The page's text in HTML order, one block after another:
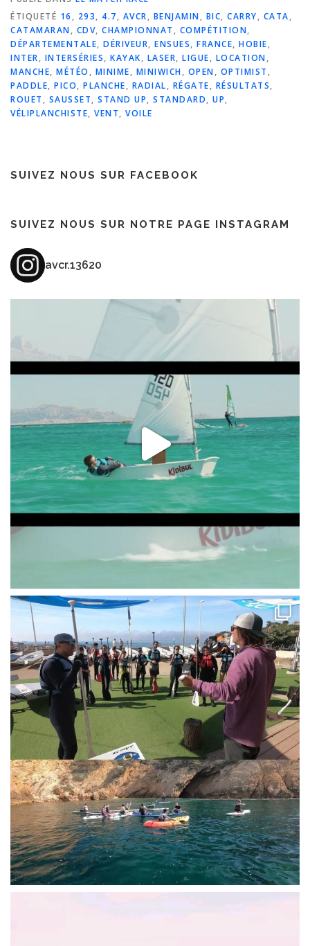
ÉTIQUETÉ 16 , 293, 4.7, AVCR, BENJAMIN, BIC, CARRY, CATA,
CATAMARAN, CDV, CHAMPIONNAT , COMPÉTITION,
DÉPARTEMENTALE, DÉRIVEUR, ENSUES, FRANCE, HOBIE,
INTER, INTERSÉRIES, KAYAK, LASER, LIGUE, LOCATION,
MANCHE, MÉTÉO , MINIME, MINIWICH, OPEN, OPTIMIST ,
PADDLE, PICO, PLANCHE, RADIAL, RÉGATE, RÉSULTATS,
ROUET , SAUSSET, STAND UP, STANDARD, UP,
VÉLIPLANCHISTE, VENT, VOILE
SUIVEZ NOUS SUR FACEBOOK
SUIVEZ NOUS SUR NOTRE PAGE INSTAGRAM
avcr.13620